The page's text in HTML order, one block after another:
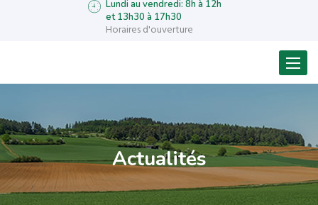
Lundi au vendredi: 8h à 12h
et 13h30 à 17h30
Horaires d'ouverture
Menu
Actualités